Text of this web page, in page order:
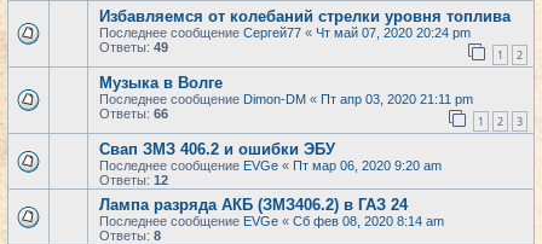
Избавляемся от колебаний стрелки уровня топлива
Последнее сообщение Сергей77 « Чт май 07, 2020 20:24 pm
Ответы: 49 1 2
Музыка в Волге
Последнее сообщение Dimon-DM « Пт апр 03, 2020 21:11 pm
Ответы: 66 1 2 3
Свап ЗМЗ 406.2 и ошибки ЭБУ
Последнее сообщение EVGe « Пт мар 06, 2020 9:20 am
Ответы: 12
Лампа разряда АКБ (ЗМЗ406.2) в ГАЗ 24
Последнее сообщение EVGe « Сб фев 08, 2020 8:14 am
Ответы: 8